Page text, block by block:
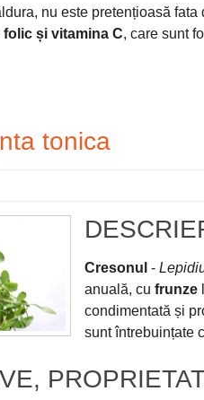
nu este pretențioasă
folic și vitamina C, care sunt
tonica
Cresonul -
anuală, cu frunze
condimentată și
sunt întrebuințate